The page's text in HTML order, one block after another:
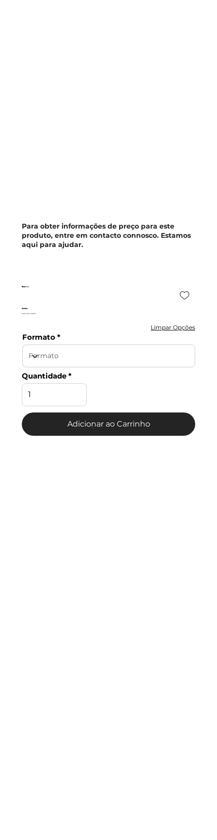
Brancos
Aleluia
Preço Sob Consulta
Limpar Opções
Formato
Quantidade
Adicionar ao Carrinho
Para obter informações de preço para este
produto, entre em contacto connosco. Estamos
aqui para ajudar.